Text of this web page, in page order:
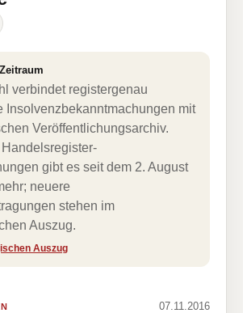
verbindet registergenau
Insolvenzbekanntmachungen mit
Veröffentlichungsarchiv.
gibt es seit dem 2. August
neuere
stehen im
Auszug.
Auszug
07.11.2016